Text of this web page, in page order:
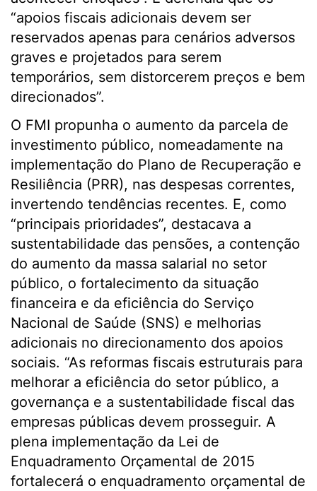
“apoios fiscais adicionais devem ser
reservados apenas para cenários adversos
graves e projetados para serem
temporários, sem distorcerem preços e bem
direcionados”.
O FMI propunha o aumento da parcela de
investimento público, nomeadamente na
implementação do Plano de Recuperação e
Resiliência (PRR), nas despesas correntes,
invertendo tendências recentes. E, como
“principais prioridades”, destacava a
sustentabilidade das pensões, a contenção
do aumento da massa salarial no setor
público, o fortalecimento da situação
financeira e da eficiência do Serviço
Nacional de Saúde (SNS) e melhorias
adicionais no direcionamento dos apoios
sociais. “As reformas fiscais estruturais para
melhorar a eficiência do setor público, a
governança e a sustentabilidade fiscal das
empresas públicas devem prosseguir. A
plena implementação da Lei de
Enquadramento Orçamental de 2015
fortalecerá o enquadramento orçamental de